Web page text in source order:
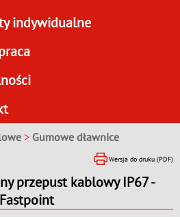
indywidualne
> Gumowe dławnice
Wersja do druku (PDF)
przepust kablowy IP67 -
Fastpoint